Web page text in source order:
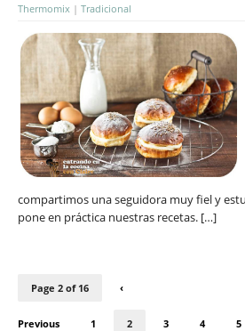
Thermomix | Tradicional
compartimos una seguidora muy fiel y
pone en práctica nuestras recetas. […]
Page 2 of 16 ‹
Previous 1 2 3 4 5